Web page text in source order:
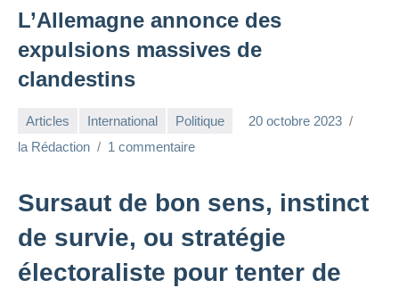
L’Allemagne annonce des
expulsions massives de
clandestins
Articles International Politique
20 octobre 2023
la Rédaction
1 commentaire
Sursaut de bon sens, instinct
de survie, ou stratégie
électoraliste pour tenter de